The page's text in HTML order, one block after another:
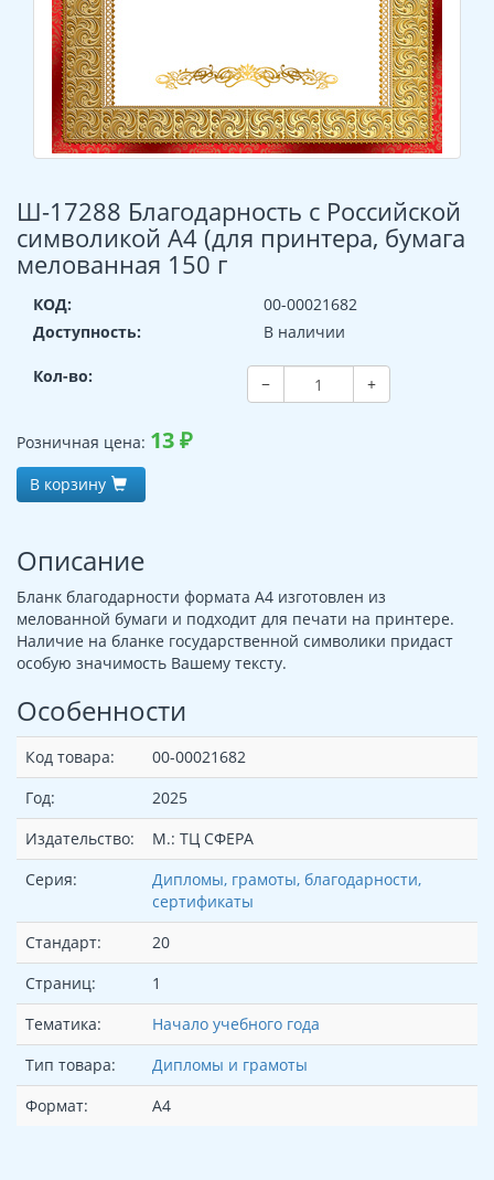
Ш-17288 Благодарность с Российской
символикой А4 (для принтера, бумага
мелованная 150 г
КОД:
00-00021682
Доступность:
В наличии
Кол-во: − +
Розничная цена: 13₽
В корзину
Описание
Бланк благодарности формата А4 изготовлен из
мелованной бумаги и подходит для печати на принтере.
Наличие на бланке государственной символики придаст
особую значимость Вашему тексту.
Особенности
Код товара:
00-00021682
Год:
2025
Издательство:
М.: ТЦ СФЕРА
Серия:
Дипломы, грамоты, благодарности,
сертификаты
Стандарт:
20
Страниц:
1
Тематика:
Начало учебного года
Тип товара:
Дипломы и грамоты
Формат:
А4